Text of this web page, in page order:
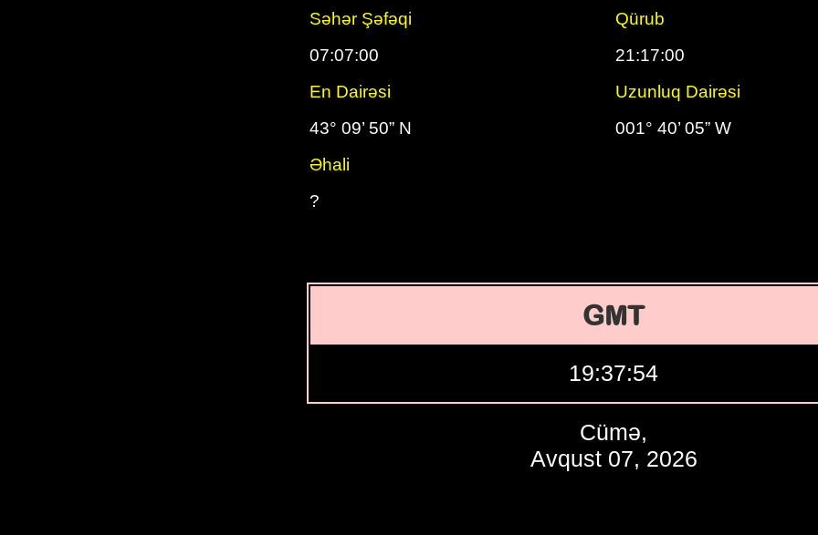
Səhər Şəfəqi
Qürub
07:07:00
21:17:00
En Dairəsi
Uzunluq Dairəsi
43° 09’ 50” N
001° 40’ 05” W
Əhali
?
GMT
19:37:55
Cümə,
Avqust 07, 2026